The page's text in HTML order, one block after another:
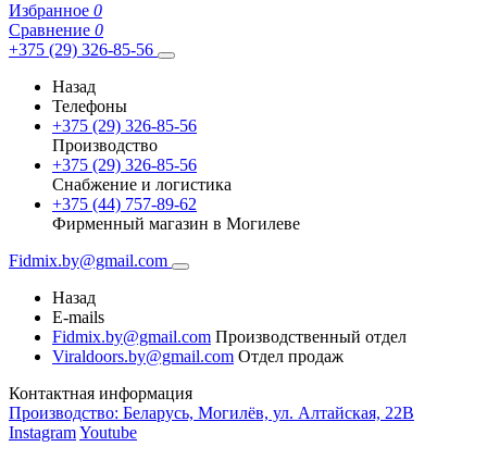
Избранное 0
Сравнение 0
+375 (29) 326-85-56
Назад
Телефоны
+375 (29) 326-85-56
Производство
+375 (29) 326-85-56
Снабжение и логистика
+375 (44) 757-89-62
Фирменный магазин в Могилеве
Fidmix.by@gmail.com
Назад
E-mails
Fidmix.by@gmail.com Производственный отдел
Viraldoors.by@gmail.com Отдел продаж
Контактная информация
Производство: Беларусь, Могилёв, ул. Алтайская, 22В
InstagramYoutube